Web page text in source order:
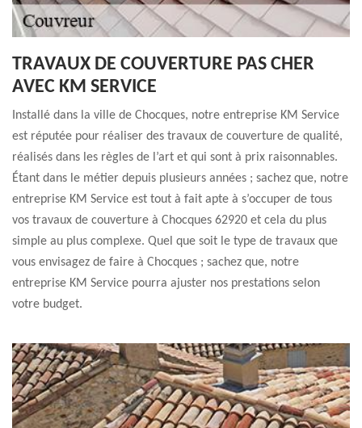
TRAVAUX DE COUVERTURE PAS CHER
AVEC KM SERVICE
Installé dans la ville de Chocques, notre entreprise KM Service
est réputée pour réaliser des travaux de couverture de qualité,
réalisés dans les règles de l’art et qui sont à prix raisonnables.
Étant dans le métier depuis plusieurs années ; sachez que, notre
entreprise KM Service est tout à fait apte à s’occuper de tous
vos travaux de couverture à Chocques 62920 et cela du plus
simple au plus complexe. Quel que soit le type de travaux que
vous envisagez de faire à Chocques ; sachez que, notre
entreprise KM Service pourra ajuster nos prestations selon
votre budget.